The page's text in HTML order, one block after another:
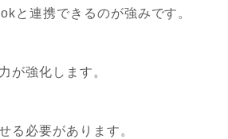
と連携できるのが強みです。
が強化します。
る必要があります。